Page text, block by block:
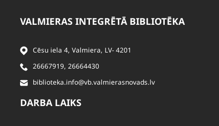
VALMIERAS INTEGRĒTĀ BIBLIOTĒKA
Cēsu iela 4, Valmiera, LV- 4201
26667919, 26664430
biblioteka.info@vb.valmierasnovads.lv
DARBA LAIKS